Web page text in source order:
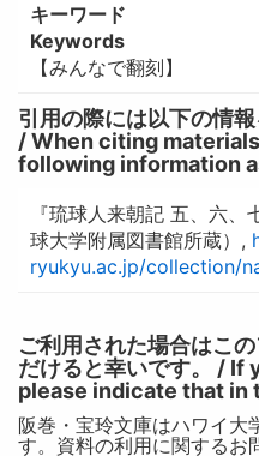
キーワード
Keywords
【みんなで翻刻】
引用の際には以下の情
/ When citing
following information
『琉球人来朝記 五、六
球大学附属図書館所蔵）,
ryukyu.ac.jp/collection/
ご利用された場合はこ
だけると幸いです。 /
please indicate that in
阪巻・宝玲文庫はハワイ大
す。資料の利用に関するお